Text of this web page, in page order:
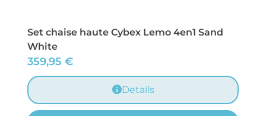
Set chaise haute Cybex Lemo 4en1 Sand
White
359,95 €
Details